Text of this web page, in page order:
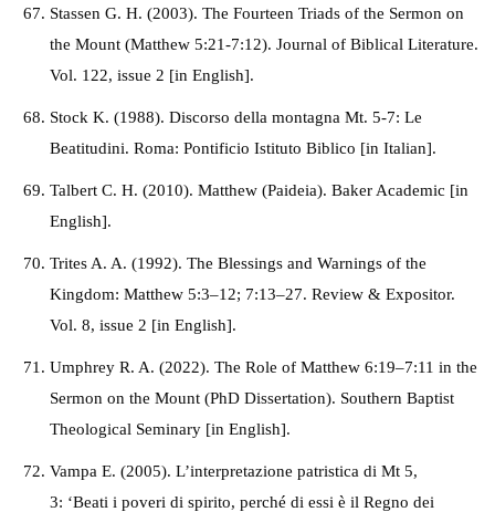
Stassen G. H. (2003). The Fourteen Triads of the Sermon on
the Mount (Matthew 5:21-7:12). Journal of Biblical Literature.
Vol. 122, issue 2 [in English].
Stock K. (1988). Discorso della montagna Mt. 5-7: Le
Beatitudini. Roma: Pontificio Istituto Biblico [in Italian].
Talbert C. H. (2010). Matthew (Paideia). Baker Academic [in
English].
Trites A. A. (1992). The Blessings and Warnings of the
Kingdom: Matthew 5:3–12; 7:13–27. Review & Expositor.
Vol. 8, issue 2 [in English].
Umphrey R. A. (2022). The Role of Matthew 6:19–7:11 in the
Sermon on the Mount (PhD Dissertation). Southern Baptist
Theological Seminary [in English].
Vampa E. (2005). L’interpretazione patristica di Mt 5,
3: ‘Beati i poveri di spirito, perché di essi è il Regno dei